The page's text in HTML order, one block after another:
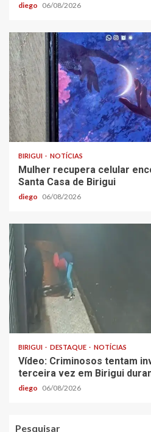
diego 06/08/2026
BIRIGUI NOTÍCIAS
Mulher recupera celular
Santa Casa de Birigui
diego 06/08/2026
BIRIGUI DESTAQUE NOTÍCIAS
Vídeo: Criminosos tentam
terceira vez em Birigui
diego 06/08/2026
Pesquisar